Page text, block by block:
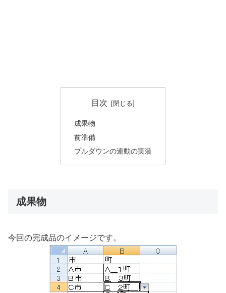
目次
成果物
前準備
プルダウンの連動の実装
成果物
今回の完成品のイメージです。